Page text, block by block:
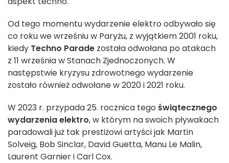
Od tego momentu wydarzenie elektro odbywało się
co roku we wrześniu w Paryżu, z wyjątkiem 2001 roku,
kiedy Techno Parade została odwołana po atakach
z 11 września w Stanach Zjednoczonych. W
następstwie kryzysu zdrowotnego wydarzenie
zostało również odwołane w 2020 i 2021 roku.
W 2023 r. przypada 25. rocznica tego świątecznego
wydarzenia elektro, w którym na swoich pływakach
paradowali już tak prestiżowi artyści jak Martin
Solveig, Bob Sinclar, David Guetta, Manu Le Malin,
Laurent Garnier i Carl Cox.